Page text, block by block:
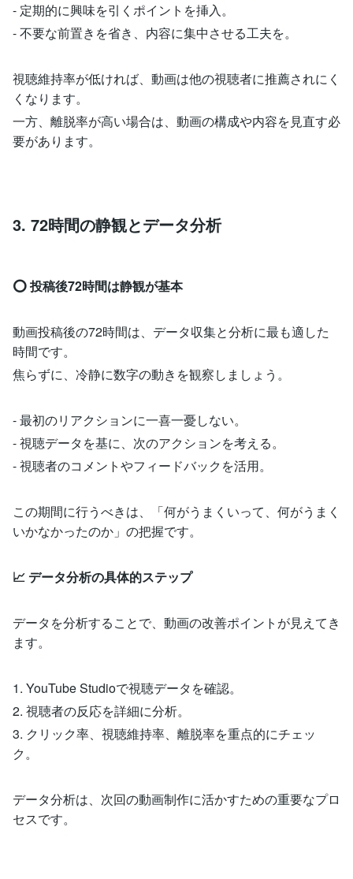
- 定期的に興味を引くポイントを挿入。
- 不要な前置きを省き、内容に集中させる工夫を。
視聴維持率が低ければ、動画は他の視聴者に推薦されにく
くなります。
一方、離脱率が高い場合は、動画の構成や内容を見直す必
要があります。
3. 72時間の静観とデータ分析
⭕️ 投稿後72時間は静観が基本
動画投稿後の72時間は、データ収集と分析に最も適した
時間です。
焦らずに、冷静に数字の動きを観察しましょう。
- 最初のリアクションに一喜一憂しない。
- 視聴データを基に、次のアクションを考える。
- 視聴者のコメントやフィードバックを活用。
この期間に行うべきは、「何がうまくいって、何がうまく
いかなかったのか」の把握です。
📈 データ分析の具体的ステップ
データを分析することで、動画の改善ポイントが見えてき
ます。
1. YouTube Studioで視聴データを確認。
2. 視聴者の反応を詳細に分析。
3. クリック率、視聴維持率、離脱率を重点的にチェッ
ク。
データ分析は、次回の動画制作に活かすための重要なプロ
セスです。